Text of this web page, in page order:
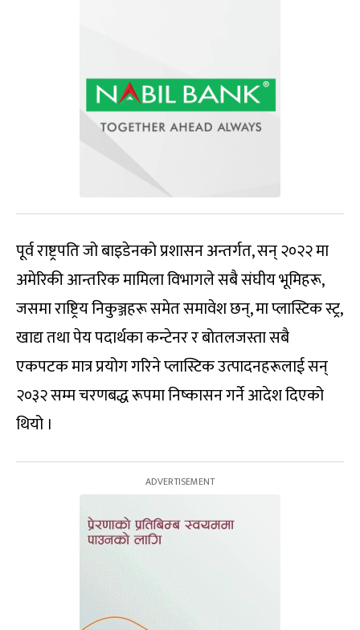
पूर्व राष्ट्रपति जो बाइडेनको प्रशासन अन्तर्गत, सन् २०२२ मा
अमेरिकी आन्तरिक मामिला विभागले सबै संघीय भूमिहरू,
जसमा राष्ट्रिय निकुञ्जहरू समेत समावेश छन्, मा प्लास्टिक स्ट्र,
खाद्य तथा पेय पदार्थका कन्टेनर र बोतलजस्ता सबै
एकपटक मात्र प्रयोग गरिने प्लास्टिक उत्पादनहरूलाई सन्
२०३२ सम्म चरणबद्ध रूपमा निष्कासन गर्ने आदेश दिएको
थियो ।